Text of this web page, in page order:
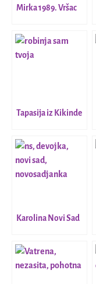
Mirka 1989. Vršac
Tapasija iz Kikinde
Karolina Novi Sad